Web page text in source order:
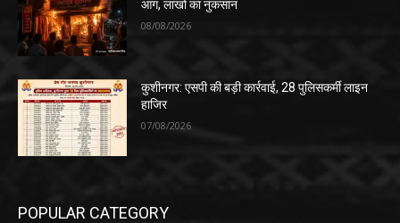
आग, लाखों का नुकसान
08/08/2026
कुशीनगर: एसपी की बड़ी कार्रवाई, 28 पुलिसकर्मी लाइन
हाजिर
07/08/2026
POPULAR CATEGORY